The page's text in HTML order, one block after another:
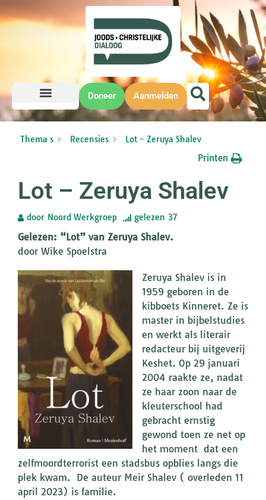
Doneer Aanmelden
Thema s Recensies Lot - Zeruya Shalev
Printen
Lot – Zeruya Shalev
door Noord Werkgroep gelezen 37
Gelezen: “Lot” van Zeruya Shalev.
door Wike Spoelstra
Zeruya Shalev is in
1959 geboren in de
kibboets Kinneret. Ze is
master in bijbelstudies
en werkt als literair
redacteur bij uitgeverij
Keshet. Op 29 januari
2004 raakte ze, nadat
ze haar zoon naar de
kleuterschool had
gebracht ernstig
gewond toen ze net op
het moment dat een
zelfmoordterrorist een stadsbus opblies langs die
plek kwam. De auteur Meir Shalev ( overleden 11
april 2023) is familie.